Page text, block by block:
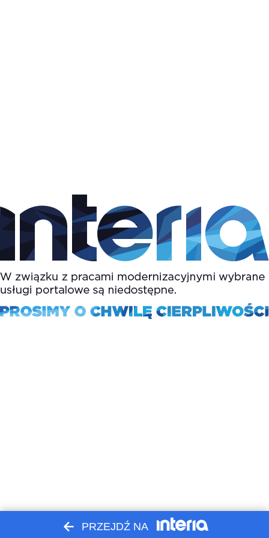
PRZEJDŹ NA